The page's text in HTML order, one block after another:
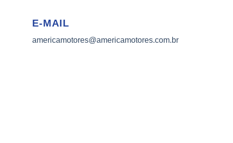
E-MAIL
americamotores@americamotores.com.br